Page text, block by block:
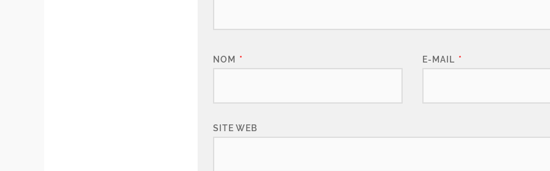
NOM * E-MAIL *
SITE WEB